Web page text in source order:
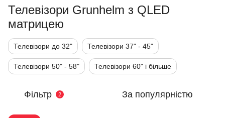
Телевізори Grunhelm з QLED
матрицею
Телевізори до 32" Телевізори 37" - 45"
Телевізори 50" - 58" Телевізори 60" і більше
Фільтр 2 За популярністю